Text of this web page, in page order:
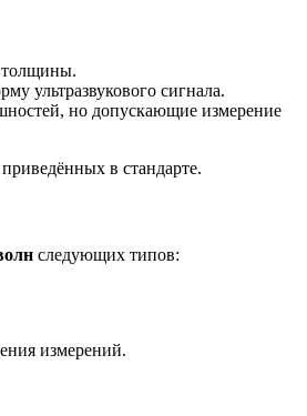
толщины.
ультразвукового сигнала.
но допускающие измерение
в стандарте.
следующих типов:
измерений.